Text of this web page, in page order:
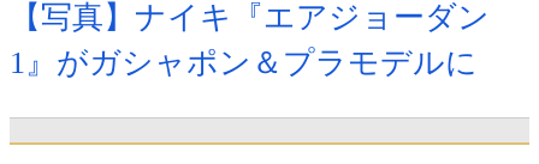
【写真】ナイキ『エアジョーダン
1』がガシャポン＆プラモデルに